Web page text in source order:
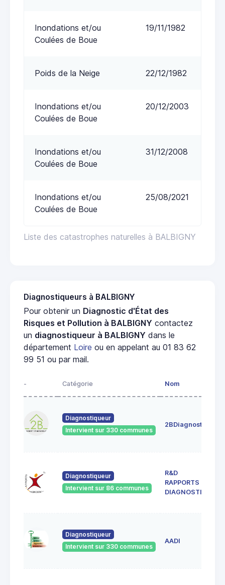
Liste des catastrophes naturelles à BALBIGNY
Inondations et/ou
Coulées de Boue
19/11/1982
Poids de la Neige 22/12/1982
Inondations et/ou
Coulées de Boue
20/12/2003
Inondations et/ou
Coulées de Boue
31/12/2008
Inondations et/ou
Coulées de Boue
25/08/2021
Diagnostiqueurs à BALBIGNY
Pour obtenir un Diagnostic d'État des
Risques et Pollution à BALBIGNY contactez
un diagnostiqueur à BALBIGNY dans le
département Loire ou en appelant au 01 83 62
99 51 ou par mail.
- Catégorie Nom
Diagnostiqueur
Intervient sur 330 communes
2BDiagnostics
Diagnostiqueur
Intervient sur 86 communes
R&D
RAPPORTS &
DIAGNOSTICS
Diagnostiqueur
Intervient sur 330 communes
AADI